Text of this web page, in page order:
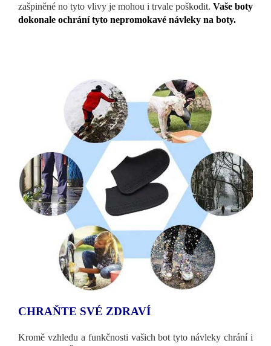
zašpiněné no tyto vlivy je mohou i trvale poškodit. Vaše boty
dokonale ochrání tyto nepromokavé návleky na boty.
CHRAŇTE SVÉ ZDRAVÍ
Kromě vzhledu a funkčnosti vašich bot tyto návleky chrání i